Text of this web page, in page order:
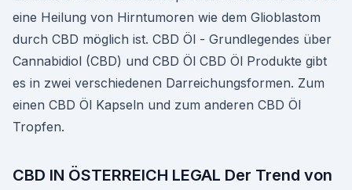
eine Heilung von Hirntumoren wie dem Glioblastom
durch CBD möglich ist. CBD Öl - Grundlegendes über
Cannabidiol (CBD) und CBD Öl CBD Öl Produkte gibt
es in zwei verschiedenen Darreichungsformen. Zum
einen CBD Öl Kapseln und zum anderen CBD Öl
Tropfen.
CBD IN ÖSTERREICH LEGAL Der Trend von